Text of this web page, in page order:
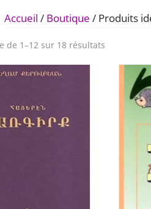
Accueil / Boutique / Produits
de 1–12 sur 18 résultats
récent